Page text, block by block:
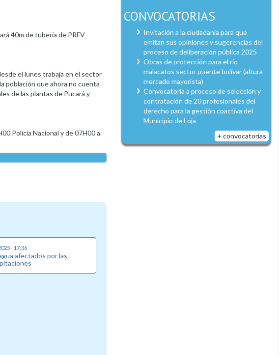
40m de tubería de PRFV
el lunes trabaja en el sector
población que ahora no cuenta
de las plantas de Pucará y
Policía Nacional y de 07H00 a
- 17:36
afectados por las
CONVOCATORIAS
Invitación a la ciudadanía para que
emitan sus opiniones y sugerencias del
proceso de deliberación pública 2025
Obras de protección para el río
malacatos sector puente bolívar (altura
mercado mayorista)
Convocatoria a proceso de selección y
contratación de 20 profesionales del
derecho para la gestión coactiva del
Municipio de Loja
+ convocatorias